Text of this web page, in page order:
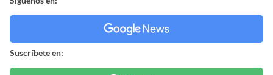
Suscríbete en: